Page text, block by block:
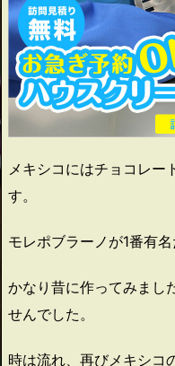
メキシコにはチョコレー
す。
モレポブラーノが1番有名
かなり昔に作ってみまし
せんでした。
時は流れ、再びメキシコ